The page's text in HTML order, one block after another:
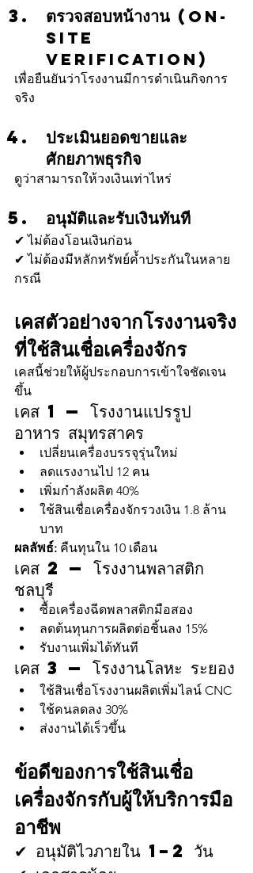
ตรวจสอบหน้างาน (On-
site
Verification)
เพื่อยืนยันว่าโรงงานมีการดำเนินกิจการ
จริง
ประเมินยอดขายและ
ศักยภาพธุรกิจ
ดูว่าสามารถให้วงเงินเท่าไหร่
อนุมัติและรับเงินทันที
✔ ไม่ต้องโอนเงินก่อน
✔ ไม่ต้องมีหลักทรัพย์ค้ำประกันในหลาย
กรณี
เคสตัวอย่างจากโรงงานจริง
ที่ใช้สินเชื่อเครื่องจักร
เคสนี้ช่วยให้ผู้ประกอบการเข้าใจชัดเจน
ขึ้น
เคส 1 — โรงงานแปรรูป
อาหาร สมุทรสาคร
เปลี่ยนเครื่องบรรจุรุ่นใหม่
ลดแรงงานไป 12 คน
เพิ่มกำลังผลิต 40%
ใช้สินเชื่อเครื่องจักรวงเงิน 1.8 ล้าน
บาท
ผลลัพธ์: คืนทุนใน 10 เดือน
เคส 2 — โรงงานพลาสติก
ชลบุรี
ซื้อเครื่องฉีดพลาสติกมือสอง
ลดต้นทุนการผลิตต่อชิ้นลง 15%
รับงานเพิ่มได้ทันที
เคส 3 — โรงงานโลหะ ระยอง
ใช้สินเชื่อโรงงานผลิตเพิ่มไลน์ CNC
ใช้คนลดลง 30%
ส่งงานได้เร็วขึ้น
ข้อดีของการใช้สินเชื่อ
เครื่องจักรกับผู้ให้บริการมือ
อาชีพ
✔ อนุมัติไวภายใน 1–2 วัน